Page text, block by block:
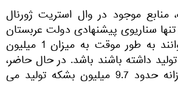
منابع موجود در وال استریت ژورنال
سناریوی پیشنهادی دولت عربستان
نیست و آنها می توانند به طور موقت به میزان 1 میلیون
داشته باشند باشد. در حال حاضر،
عربستان سعودی روزانه حدود 9.7 میلیون بشکه تولید می